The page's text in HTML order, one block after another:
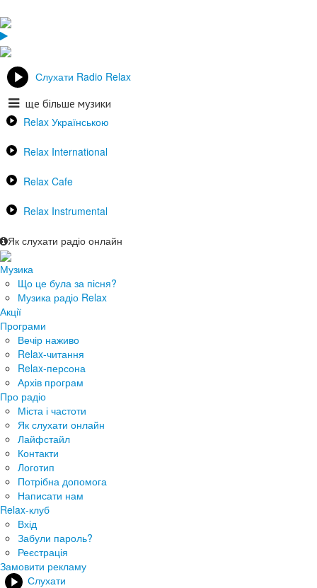
Слухати Radio Relax
ще більше музики
Relax Українською
Relax International
Relax Cafe
Relax Instrumental
Як слухати радіо онлайн
Музика
Що це була за пісня?
Музика радіо Relax
Акції
Програми
Вечір наживо
Relax-читання
Relax-персона
Архів програм
Про радіо
Міста і частоти
Як слухати онлайн
Лайфстайл
Контакти
Логотип
Потрібна допомога
Написати нам
Relax-клуб
Вхід
Забули пароль?
Реєстрація
Замовити рекламу
Слухати